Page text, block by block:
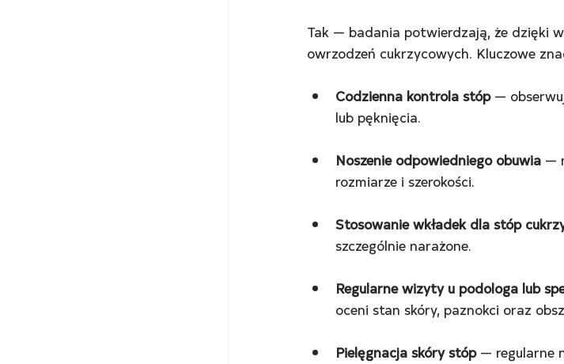
Tak — badania potwierdzają, że dzięki
owrzodzeń cukrzycowych. Kluczowe
Codzienna kontrola stóp —
lub pęknięcia.
Noszenie odpowiedniego obuwia —
rozmiarze i szerokości.
Stosowanie wkładek dla stóp
szczególnie narażone.
Regularne wizyty u podologa lub
oceni stan skóry, paznokci oraz
Pielęgnacja skóry stóp — regularne